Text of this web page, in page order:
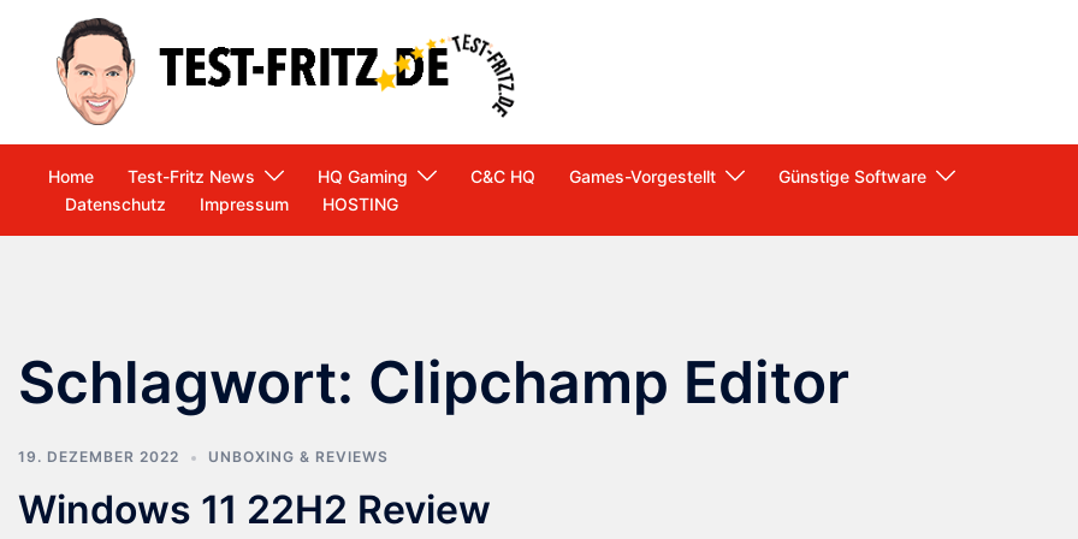
springen
Home Test-Fritz News HQ Gaming C&C HQ Games-Vorgestellt
Günstige Software
Datenschutz
Impressum HOSTING
Schlagwort: Clipchamp Editor
19. DEZEMBER 2022 UNBOXING & REVIEWS
Windows 11 22H2 Review